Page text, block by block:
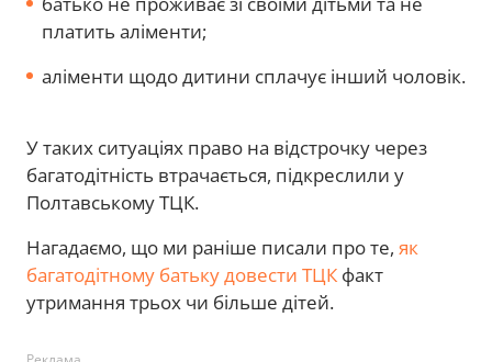
платить аліменти;
аліменти щодо дитини сплачує інший чоловік.
У таких ситуаціях право на відстрочку через
багатодітність втрачається, підкреслили у
Полтавському ТЦК.
Нагадаємо, що ми раніше писали про те, як
багатодітному батьку довести ТЦК факт
утримання трьох чи більше дітей.